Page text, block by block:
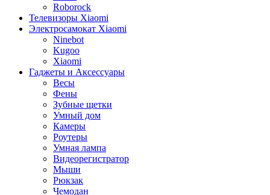
Roborock
Телевизоры Xiaomi
Электросамокат Xiaomi
Ninebot
Kugoo
Xiaomi
Гаджеты и Аксессуары
Весы
Фены
Зубные щетки
Умный дом
Камеры
Роутеры
Умная лампа
Видеорегистратор
Мыши
Рюкзак
Чемодан